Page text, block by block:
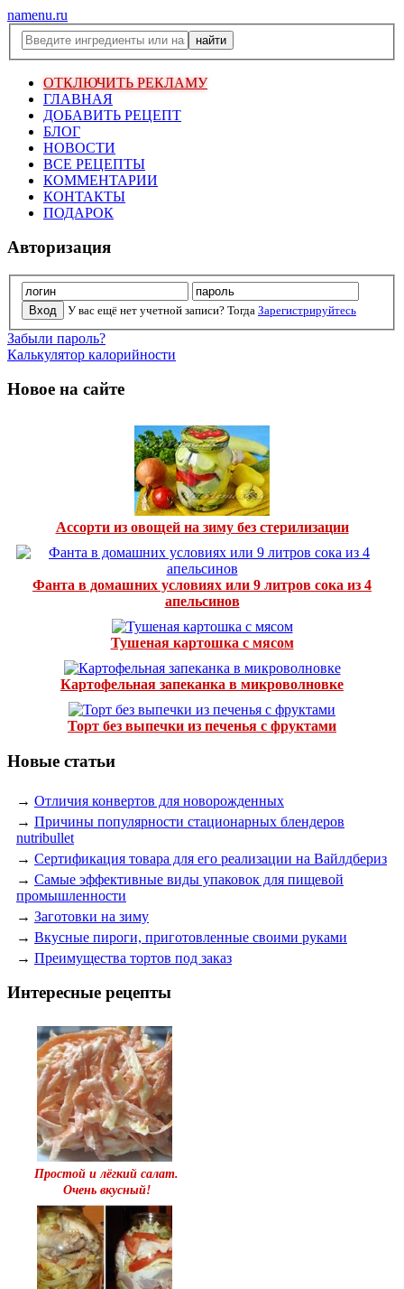
namenu.ru
ОТКЛЮЧИТЬ РЕКЛАМУ
ГЛАВНАЯ
ДОБАВИТЬ РЕЦЕПТ
БЛОГ
НОВОСТИ
ВСЕ РЕЦЕПТЫ
КОММЕНТАРИИ
КОНТАКТЫ
ПОДАРОК
Авторизация
У вас ещё нет учетной записи? Тогда Зарегистрируйтесь
Забыли пароль?
Калькулятор калорийности
Новое на сайте
Ассорти из овощей на зиму без стерилизации
Фанта в домашних условиях или 9 литров сока из 4
апельсинов
Тушеная картошка с мясом
Картофельная запеканка в микроволновке
Торт без выпечки из печенья с фруктами
Новые статьи
→ Отличия конвертов для новорожденных
→ Причины популярности стационарных блендеров
nutribullet
→ Сертификация товара для его реализации на Вайлдбериз
→ Самые эффективные виды упаковок для пищевой
промышленности
→ Заготовки на зиму
→ Вкусные пироги, приготовленные своими руками
→ Преимущества тортов под заказ
Интересные рецепты
Простой и лёгкий салат.
Очень вкусный!